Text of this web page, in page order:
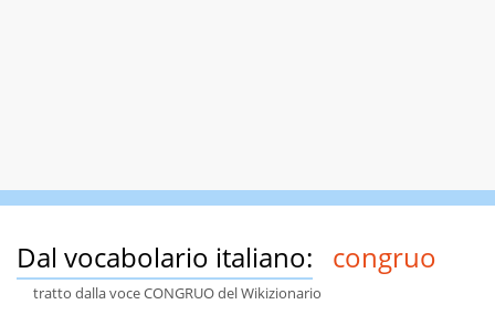
Dal vocabolario italiano: congruo
tratto dalla voce CONGRUO del Wikizionario